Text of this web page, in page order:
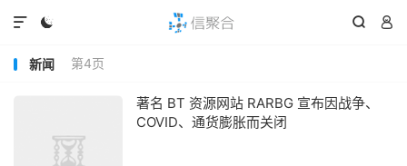
  

新闻 第4页
著名 BT 资源网站 RARBG 宣布因战争、
COVID、通货膨胀而关闭￼